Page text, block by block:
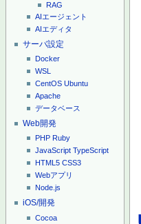
RAG
AIエージェント
AIエディタ
サーバ設定
Docker
WSL
CentOS Ubuntu
Apache
データベース
Web開発
PHP Ruby
JavaScript TypeScript
HTML5 CSS3
Webアプリ
Node.js
iOS/開発
Cocoa